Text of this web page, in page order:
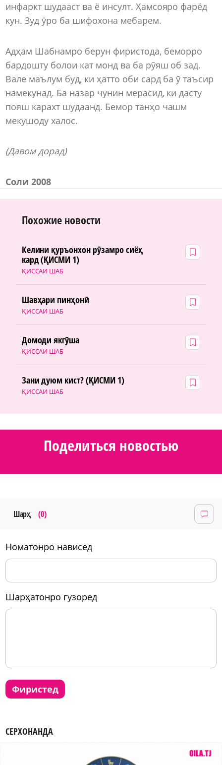
инфаркт шудааст ва ё инсулт. Ҳамсояро фарёд
кун. Зуд ӯро ба шифохона мебарем.
Адҳам Шабнамро берун фиристода, беморро
бардошту болои кат монд ва ба рӯяш об зад.
Вале маълум буд, ки ҳатто оби сард ба ӯ таъсир
намекунад. Ба назар чунин мерасид, ки дасту
пояш карахт шудаанд. Бемор танҳо чашм
мекушоду халос.
(Давом дорад)
Соли 2008
Похожие новости
ҚИССАИ ШАБ
Келини қуръонхон рӯзамро сиёҳ
кард (ҚИСМИ 1)
ҚИССАИ ШАБ
Шавҳари пинҳонӣ
ҚИССАИ ШАБ
Домоди якгӯша
ҚИССАИ ШАБ
Зани дуюм кист? (ҚИСМИ 1)
Поделиться новостью
Шарҳ (0)
номатонро нависед
шарҳатонро гузоред
фиристед
СЕРХОНАНДА